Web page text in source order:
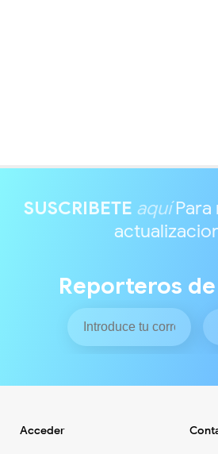
SUSCRIBETE aquíPara
Reporteros
Acceder